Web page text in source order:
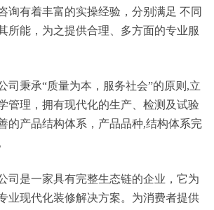
询有着丰富的实操经验，分别满足 不同
所能，为之提供合理、多方面的专业服
司秉承“质量为本，服务社会”的原则,立
管理，拥有现代化的生产、检测及试验
的产品结构体系，产品品种,结构体系完
司是一家具有完整生态链的企业，它为
业现代化装修解决方案。为消费者提供